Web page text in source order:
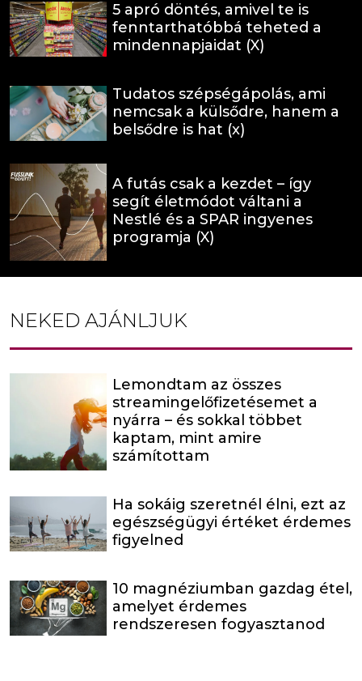
5 apró döntés, amivel te is
fenntarthatóbbá teheted a
mindennapjaidat (X)
Tudatos szépségápolás, ami
nemcsak a külsődre, hanem a
belsődre is hat (x)
A futás csak a kezdet – így
segít életmódot váltani a
Nestlé és a SPAR ingyenes
programja (X)
NEKED AJÁNLJUK
Lemondtam az összes
streamingelőfizetésemet a
nyárra – és sokkal többet
kaptam, mint amire
számítottam
Ha sokáig szeretnél élni, ezt az
egészségügyi értéket érdemes
figyelned
10 magnéziumban gazdag étel,
amelyet érdemes
rendszeresen fogyasztanod